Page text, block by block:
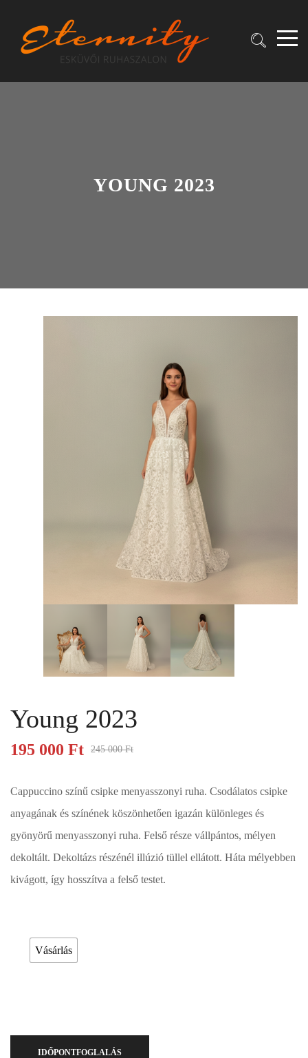
YOUNG 2023
Young 2023
245 000Ft
195 000 Ft
Cappuccino színű csipke menyasszonyi ruha. Csodálatos csipke
anyagának és színének köszönhetően igazán különleges és
gyönyörű menyasszonyi ruha. Felső része vállpántos, mélyen
dekoltált. Dekoltázs részénél illúzió tüllel ellátott. Háta mélyebben
kivágott, így hosszítva a felső testet.
Vásárlás
IDŐPONTFOGLALÁS